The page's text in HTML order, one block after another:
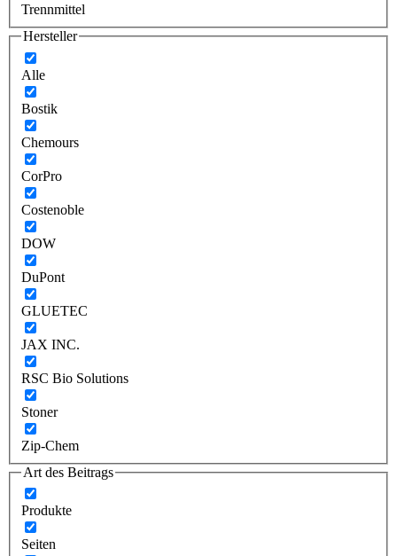
Trennmittel
Hersteller
Alle
Bostik
Chemours
CorPro
Costenoble
DOW
DuPont
GLUETEC
JAX INC.
RSC Bio Solutions
Stoner
Zip-Chem
Art des Beitrags
Produkte
Seiten